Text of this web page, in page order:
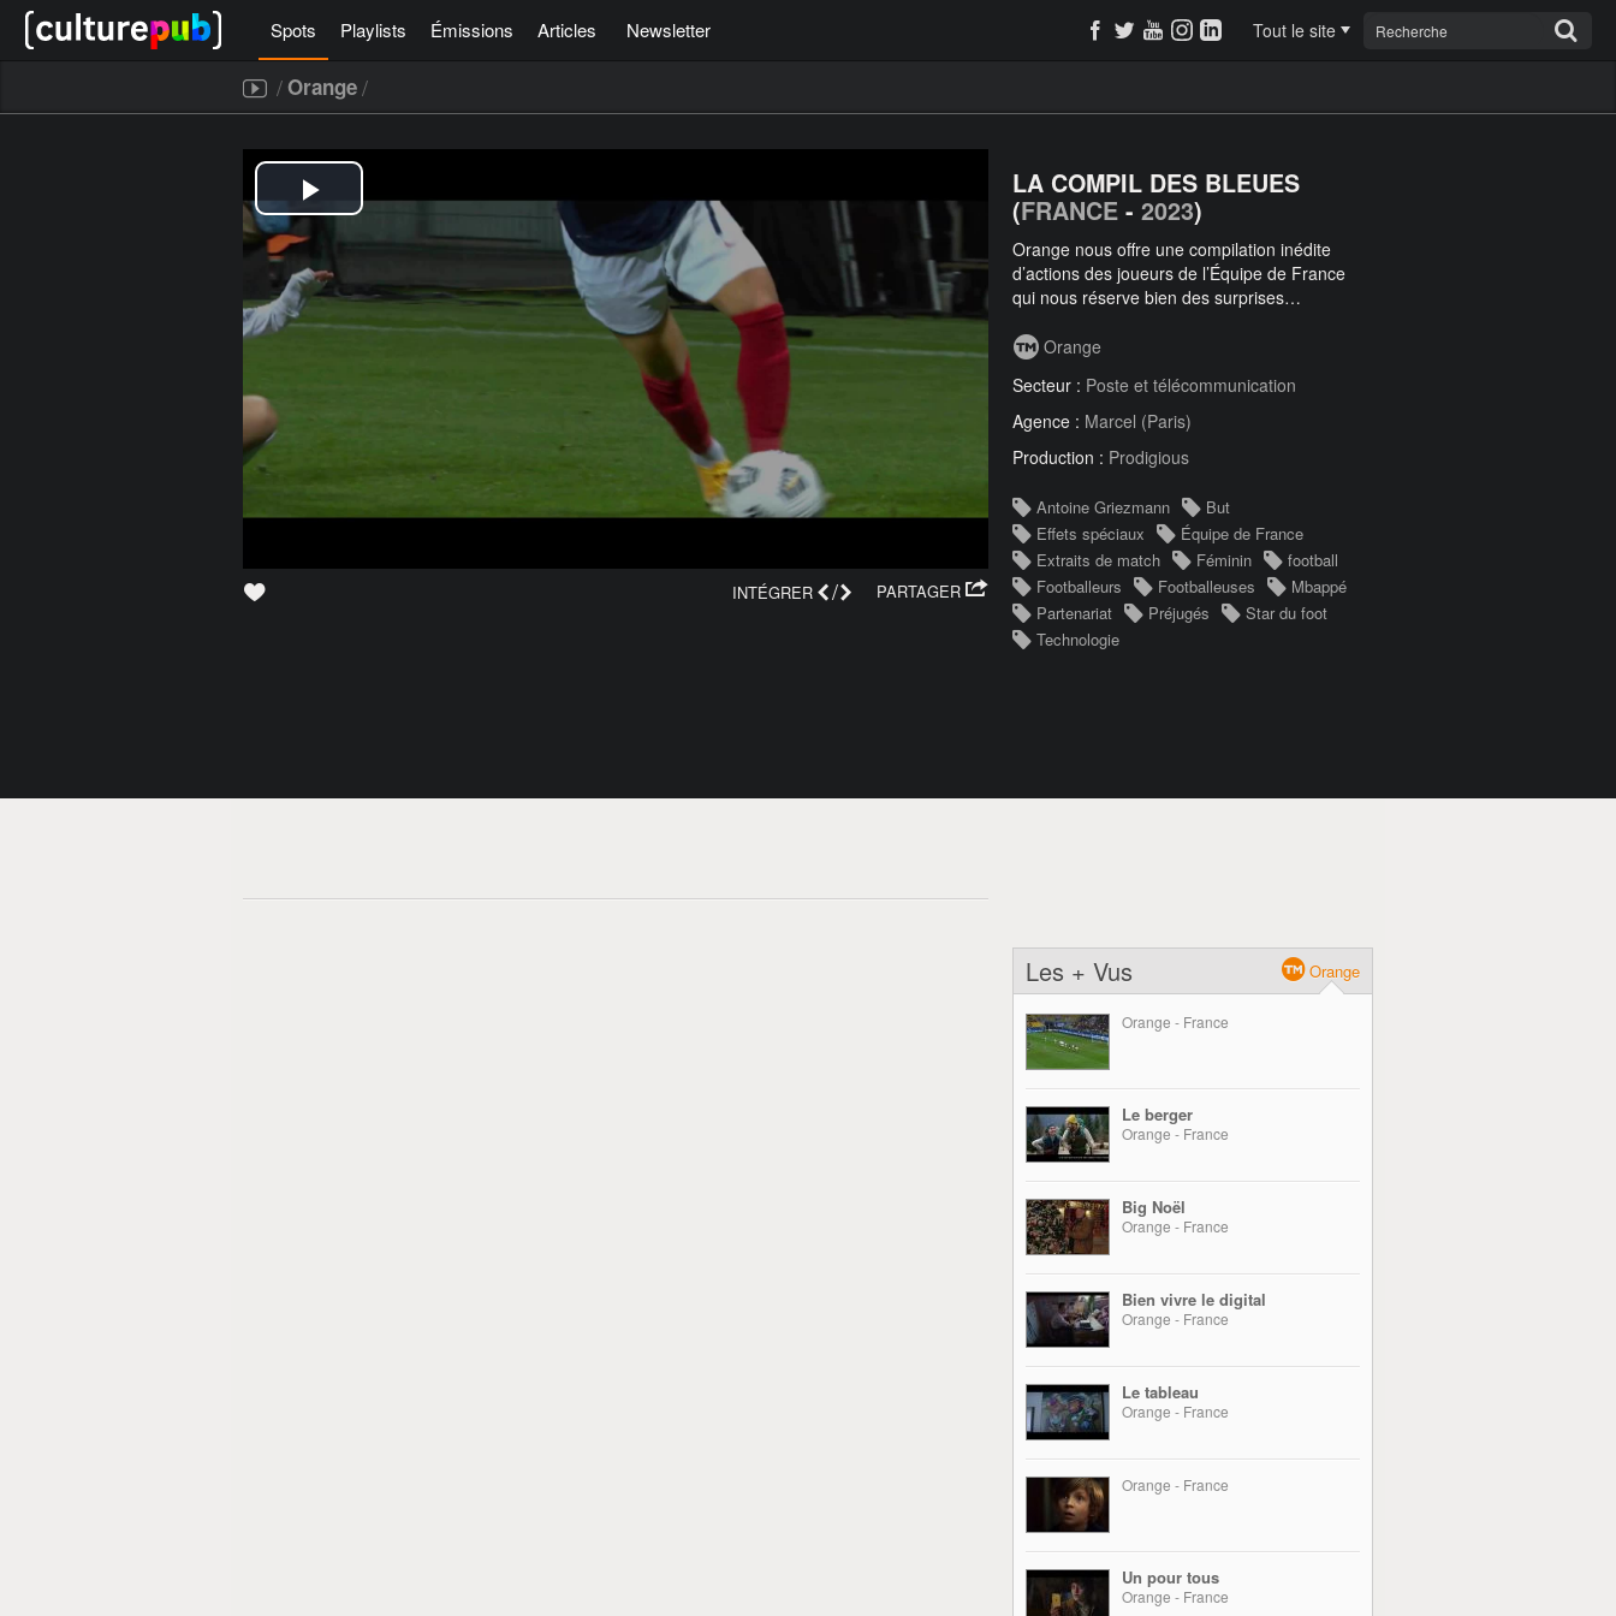
Spots Playlists Émissions Articles Newsletter Tout le site
/Orange/
PARTAGER
INTÉGRER /
LA COMPIL DES BLEUES
(FRANCE - 2023)
Orange nous offre une compilation inédite
d’actions des joueurs de l’Équipe de France
qui nous réserve bien des surprises…
Orange
Secteur : Poste et télécommunication
Agence : Marcel (Paris)
Production : Prodigious
Antoine Griezmann
But
Effets spéciaux
Équipe de France
Extraits de match
Féminin
football
Footballeurs
Footballeuses
Mbappé
Partenariat
Préjugés
Star du foot
Technologie
Les + Vus Orange
Orange - France
Le berger
Orange - France
Big Noël
Orange - France
Bien vivre le digital
Orange - France
Le tableau
Orange - France
Orange - France
Un pour tous
Orange - France